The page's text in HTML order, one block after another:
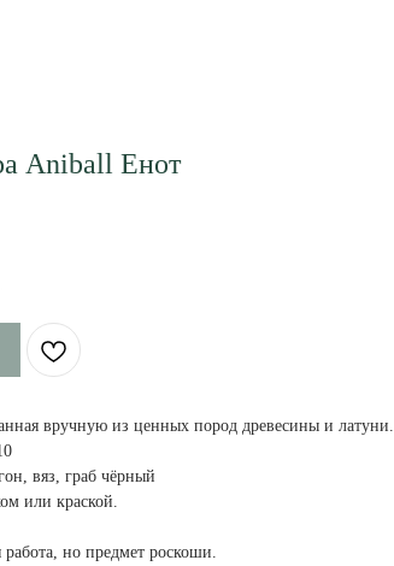
Aniball Енот
вручную из ценных пород древесины и латуни.
вяз, граб чёрный
или краской.
работа, но предмет роскоши.